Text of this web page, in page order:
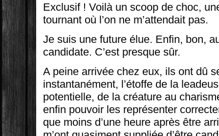
Exclusif ! Voilà un scoop de choc,
tournant où l’on ne m’attendait pas.
Je suis une future élue. Enfin, bon,
candidate. C’est presque sûr.
A peine arrivée chez eux, ils ont dû
instantanément, l’étoffe de la
potentielle, de la créature au
enfin pouvoir les représenter
que moins d’une heure après être